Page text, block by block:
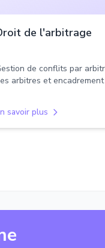
de l'arbitrage
de conflits par
arbitres et
savoir plus